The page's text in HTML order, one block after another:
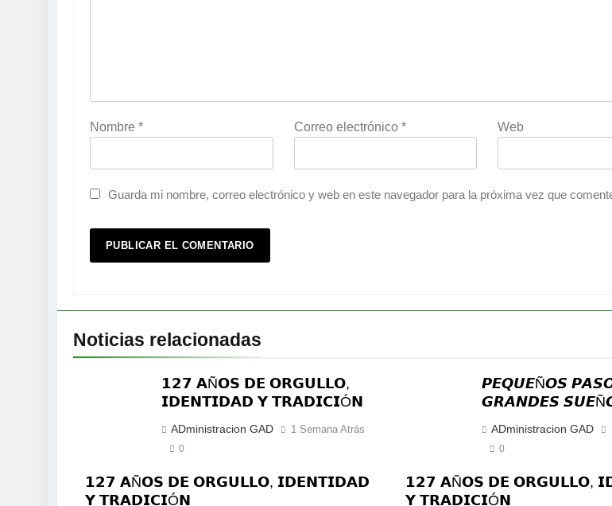
Nombre * Correo electrónico * Web
Guarda mi nombre, correo electrónico y web en este navegador para la próxima vez que
Noticias relacionadas
𝟭𝟮𝟳 𝗔Ñ𝗢𝗦 𝗗𝗘 𝗢𝗥𝗚𝗨𝗟𝗟𝗢,
𝗜𝗗𝗘𝗡𝗧𝗜𝗗𝗔𝗗 𝗬 𝗧𝗥𝗔𝗗𝗜𝗖𝗜Ó𝗡
ADministracion GAD 1 Semana Atrás
0
𝙋𝙀𝙌𝙐𝙀Ñ𝙊𝙎
𝙂𝙍𝘼𝙉𝘿𝙀𝙎
ADministracion GAD
0
𝟭𝟮𝟳 𝗔Ñ𝗢𝗦 𝗗𝗘 𝗢𝗥𝗚𝗨𝗟𝗟𝗢, 𝗜𝗗𝗘𝗡𝗧𝗜𝗗𝗔𝗗
𝗬 𝗧𝗥𝗔𝗗𝗜𝗖𝗜Ó𝗡
𝟭𝟮𝟳 𝗔Ñ𝗢𝗦 𝗗𝗘 𝗢𝗥𝗚𝗨𝗟𝗟𝗢,
𝗬 𝗧𝗥𝗔𝗗𝗜𝗖𝗜Ó𝗡